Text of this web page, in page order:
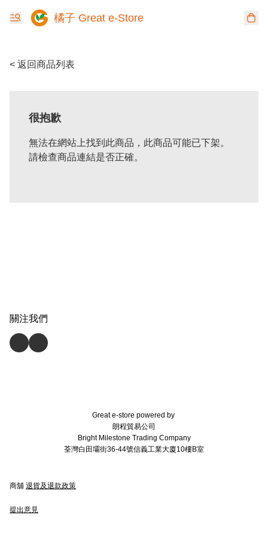
橘子 Great e-Store
< 返回商品列表
很抱歉
無法在網站上找到此商品，此商品可能已下架。
請檢查商品連結是否正確。
關注我們
Great e-store powered by
朗程貿易公司
Bright Milestone Trading Company
荃灣白田壩街36-44號信義工業大廈10樓B室
商舖 退貨及退款政策
提出意見